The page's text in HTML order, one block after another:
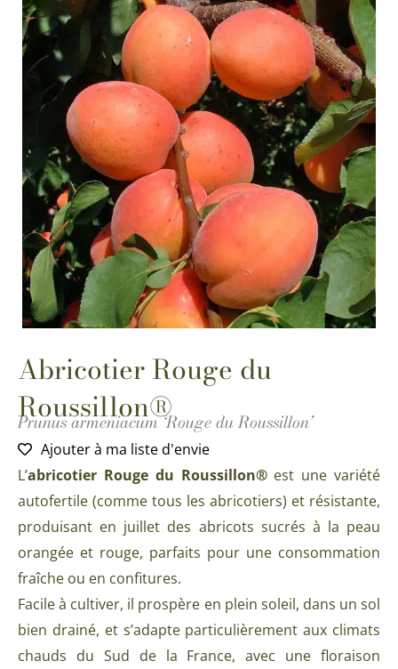
Abricotier Rouge du
Roussillon®
Prunus armeniacum ‘Rouge du Roussillon’
Ajouter à ma liste d'envie
L’abricotier Rouge du Roussillon®est une variété
autofertile (comme tous les abricotiers) et résistante,
produisant en juillet des abricots sucrés à la peau
orangée et rouge, parfaits pour une consommation
fraîche ou en confitures.
Facile à cultiver, il prospère en plein soleil, dans un sol
bien drainé, et s’adapte particulièrement aux climats
chauds du Sud de la France, avec une floraison